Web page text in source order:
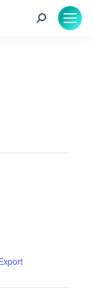
Search: